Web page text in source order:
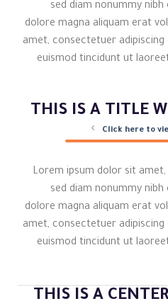
sed diam nonummy
dolore magna aliquam erat
amet, consectetuer adipiscing
euismod tincidunt ut
THIS IS A TITLE
Click here to
Lorem ipsum dolor sit
sed diam nonummy
dolore magna aliquam erat
amet, consectetuer adipiscing
euismod tincidunt ut
THIS IS A